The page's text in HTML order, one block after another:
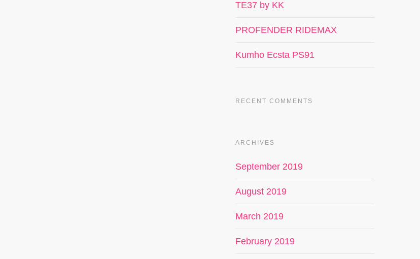
TE37 by KK
PROFENDER RIDEMAX
Kumho Ecsta PS91
RECENT COMMENTS
ARCHIVES
September 2019
August 2019
March 2019
February 2019